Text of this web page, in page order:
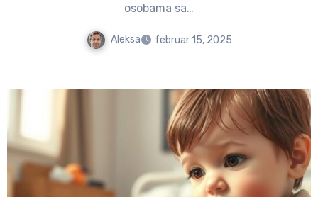
osobama sa…
Aleksa februar 15, 2025